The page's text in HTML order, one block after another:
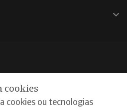
cookies
cookies ou tecnologias